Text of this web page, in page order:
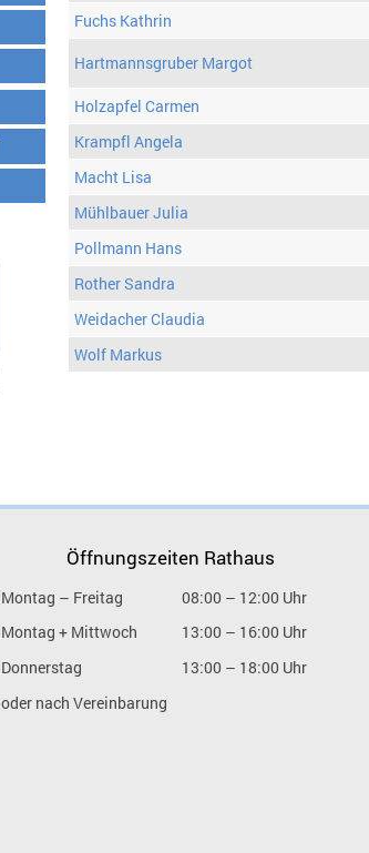
Fuchs Kathrin
Hartmannsgruber Margot
Holzapfel Carmen
Krampfl Angela
Macht Lisa
Mühlbauer Julia
Pollmann Hans
Rother Sandra
Weidacher Claudia
Wolf Markus
Öffnungszeiten Rathaus
Montag – Freitag
08:00 – 12:00 Uhr
Montag + Mittwoch
13:00 – 16:00 Uhr
Donnerstag
13:00 – 18:00 Uhr
oder nach Vereinbarung